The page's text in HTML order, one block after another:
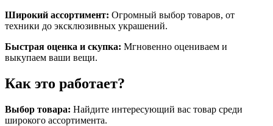
Широкий ассортимент: Огромный выбор товаров, от
техники до эксклюзивных украшений.
Быстрая оценка и скупка: Мгновенно оцениваем и
выкупаем ваши вещи.
Как это работает?
Выбор товара: Найдите интересующий вас товар среди
широкого ассортимента.